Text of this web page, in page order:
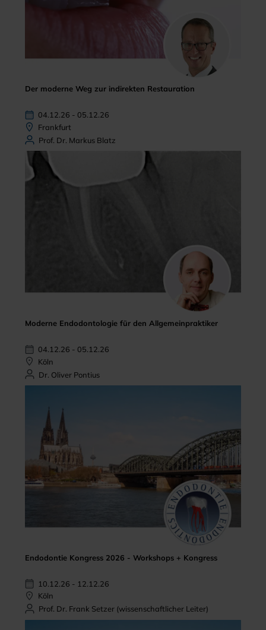
Der moderne Weg zur indirekten Restauration
04.12.26 - 05.12.26
Frankfurt
Prof. Dr. Markus Blatz
Moderne Endodontologie für den Allgemeinpraktiker
04.12.26 - 05.12.26
Köln
Dr. Oliver Pontius
Endodontie Kongress 2026 - Workshops + Kongress
10.12.26 - 12.12.26
Köln
Prof. Dr. Frank Setzer (wissenschaftlicher Leiter)